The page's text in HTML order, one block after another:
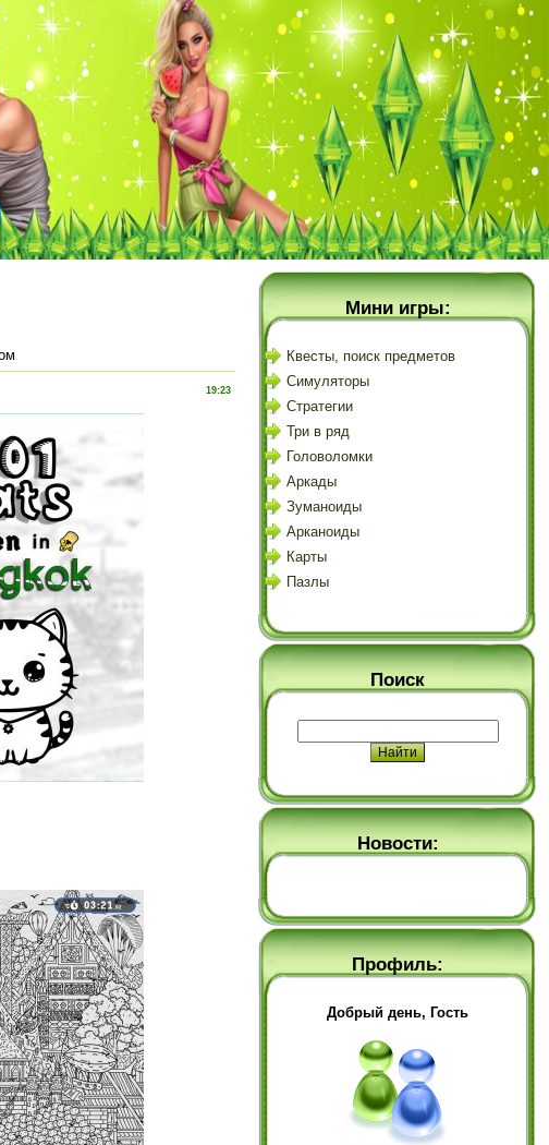
19:23
Мини игры:
Квесты, поиск предметов
Симуляторы
Стратегии
Три в ряд
Головоломки
Аркады
Зуманоиды
Арканоиды
Карты
Пазлы
Поиск
Новости:
Профиль:
Добрый день, Гость